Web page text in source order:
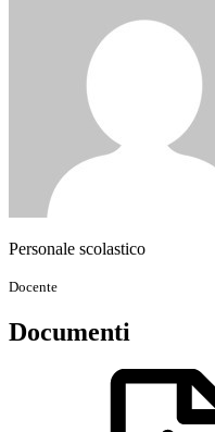
Personale scolastico
Docente
Documenti